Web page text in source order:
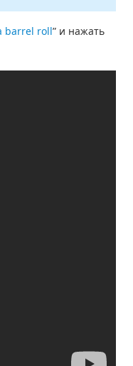
barrel roll” и нажать